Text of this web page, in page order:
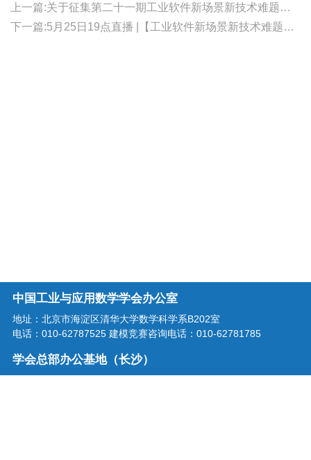
上一篇:关于征集第二十一期工业软件新场景新技术难题解题思路的公告
下一篇:5月25日19点直播 |【工业软件新场景新技术难题需求讲解】面向云泊网格剖分引擎软件的超大规模多面体网格的 CPU-GPU 高效异构并行生成问题
中国工业与应用数学学会办公室
地址：北京市海淀区清华大学数学科学系B202室
电话：010-62787525 建模竞赛咨询电话：010-62781785
学会总部办公基地（长沙）